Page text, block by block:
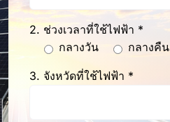
2. ช่วงเวลาที่ใช้ไฟฟ้า *
กลางวัน
กลางคืน
3. จังหวัดที่ใช้ไฟฟ้า *